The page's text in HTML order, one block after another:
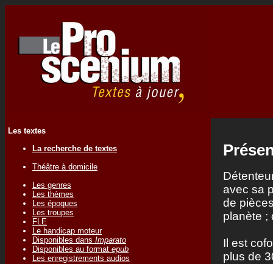
Les textes
La recherche de textes
Théâtre à domicile
Les genres
Les thèmes
Les époques
Les troupes
FLE
Le handicap moteur
Disponibles dans Imparato
Disponibles au format epub
Les enregistrements audios
avec sa
de
planète ;
Il est
plus de